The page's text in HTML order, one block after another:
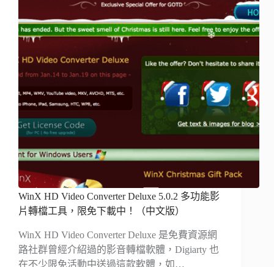
WinX HD Video Converter Deluxe 5.0.2 多功能影
片轉檔工具，限免下載中！（中文版）
WinX HD Video Converter Deluxe 是免費資源網
路社群曾經介紹過的影音轉檔軟體，Digiarty 也
在不少限免活動中送過這款軟體，如…